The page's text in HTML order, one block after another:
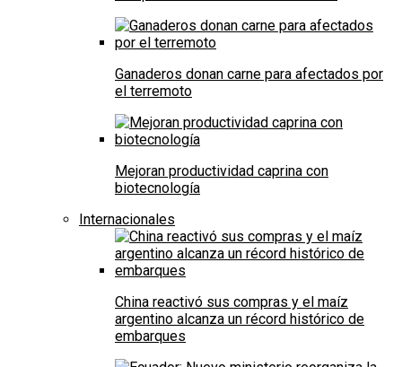
Ganaderos donan carne para afectados por
el terremoto
Mejoran productividad caprina con
biotecnología
Internacionales
China reactivó sus compras y el maíz
argentino alcanza un récord histórico de
embarques